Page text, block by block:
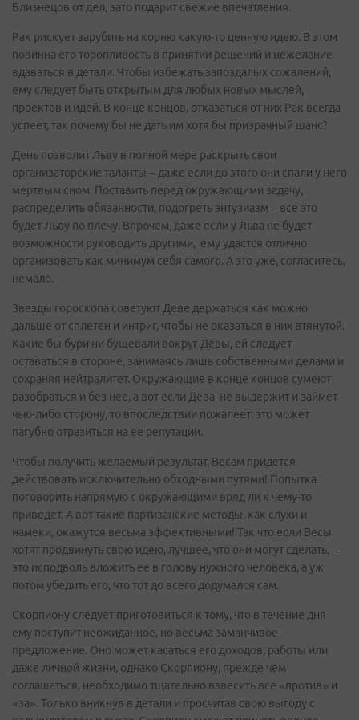
Близнецов от дел, зато подарит свежие впечатления.
Рак рискует зарубить на корню какую-то ценную идею. В этом
повинна его торопливость в принятии решений и нежелание
вдаваться в детали. Чтобы избежать запоздалых сожалений,
ему следует быть открытым для любых новых мыслей,
проектов и идей. В конце концов, отказаться от них Рак всегда
успеет, так почему бы не дать им хотя бы призрачный шанс?
День позволит Льву в полной мере раскрыть свои
организаторские таланты – даже если до этого они спали у него
мертвым сном. Поставить перед окружающими задачу,
распределить обязанности, подогреть энтузиазм – все это
будет Льву по плечу. Впрочем, даже если у Льва не будет
возможности руководить другими, ему удастся отлично
организовать как минимум себя самого. А это уже, согласитесь,
немало.
Звезды гороскопа советуют Деве держаться как можно
дальше от сплетен и интриг, чтобы не оказаться в них втянутой.
Какие бы бури ни бушевали вокруг Девы, ей следует
оставаться в стороне, занимаясь лишь собственными делами и
сохраняя нейтралитет. Окружающие в конце концов сумеют
разобраться и без нее, а вот если Дева не выдержит и займет
чью-либо сторону, то впоследствии пожалеет: это может
пагубно отразиться на ее репутации.
Чтобы получить желаемый результат, Весам придется
действовать исключительно обходными путями! Попытка
поговорить напрямую с окружающими вряд ли к чему-то
приведет. А вот такие партизанские методы, как слухи и
намеки, окажутся весьма эффективными! Так что если Весы
хотят продвинуть свою идею, лучшее, что они могут сделать, –
это исподволь вложить ее в голову нужного человека, а уж
потом убедить его, что тот до всего додумался сам.
Скорпиону следует приготовиться к тому, что в течение дня
ему поступит неожиданное, но весьма заманчивое
предложение. Оно может касаться его доходов, работы или
даже личной жизни, однако Скорпиону, прежде чем
соглашаться, необходимо тщательно взвесить все «против» и
«за». Только вникнув в детали и просчитав свою выгоду с